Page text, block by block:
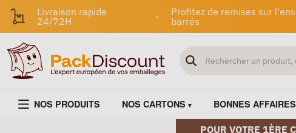
Livraison rapide
24/72H
-
Profitez de remises sur
barrés
NOS PRODUITS NOS CARTONS BONNES AFFAIRES
POUR VOTRE 1ÈRE